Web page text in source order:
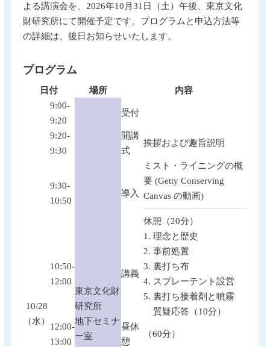
よる講演会を、2026年10月31日（土）午後、東京文化
財研究所にて開催予定です。プログラムと申込方法等
の詳細は、後日お知らせいたします。
プログラム
日付 場所 内容
10/28
（水）
9:00-
9:20
東京文化財
研究所
地下セミナ
ー室
受付
9:20-
9:30
開講
式
挨拶および趣旨説明
9:30-
10:50
導入
ミスト・ライニングの概
要 (Getty Conserving
Canvas の動画)
休憩（20分）
10:50-
12:00
講義
理念と歴史
事前処置
裏打ち布
スプレーテント設営
裏打ち接着剤と噴霧
質疑応答（10分）
12:00-
13:00
昼休
憩
（60分）